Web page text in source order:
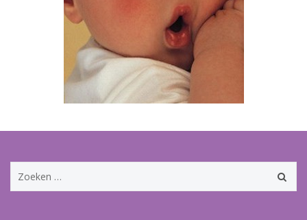
naar: